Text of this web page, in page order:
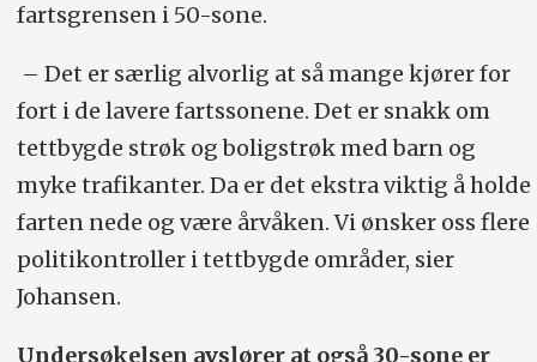
fartsgrensen i 50-sone.
– Det er særlig alvorlig at så mange kjører for
fort i de lavere fartssonene. Det er snakk om
tettbygde strøk og boligstrøk med barn og
myke trafikanter. Da er det ekstra viktig å holde
farten nede og være årvåken. Vi ønsker oss flere
politikontroller i tettbygde områder, sier
Johansen.
Undersøkelsen avslører at også 30-sone er